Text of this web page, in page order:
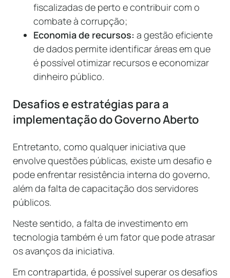
fiscalizadas de perto e contribuir com o
combate à corrupção;
Economia de recursos: a gestão eficiente
de dados permite identificar áreas em que
é possível otimizar recursos e economizar
dinheiro público.
Desafios e estratégias para a
implementação do Governo Aberto
Entretanto, como qualquer iniciativa que
envolve questões públicas, existe um desafio e
pode enfrentar resistência interna do governo,
além da falta de capacitação dos servidores
públicos.
Neste sentido, a falta de investimento em
tecnologia também é um fator que pode atrasar
os avanços da iniciativa.
Em contrapartida, é possível superar os desafios